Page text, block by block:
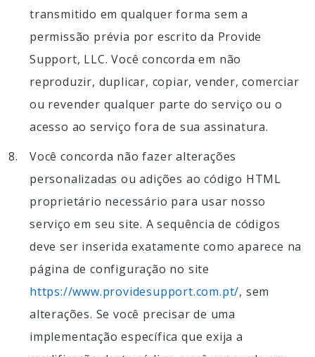
transmitido em qualquer forma sem a
permissão prévia por escrito da Provide
Support, LLC. Você concorda em não
reproduzir, duplicar, copiar, vender, comerciar
ou revender qualquer parte do serviço ou o
acesso ao serviço fora de sua assinatura.
Você concorda não fazer alterações
personalizadas ou adições ao código HTML
proprietário necessário para usar nosso
serviço em seu site. A sequência de códigos
deve ser inserida exatamente como aparece na
página de configuração no site
https://www.providesupport.com.pt/, sem
alterações. Se você precisar de uma
implementação específica que exija a